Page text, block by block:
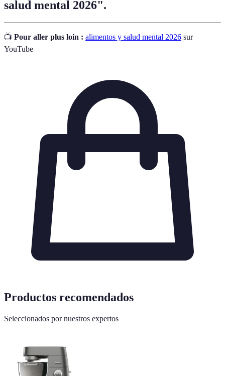
salud mental 2026".
📺 Pour aller plus loin : alimentos y salud mental 2026 sur
YouTube
Productos recomendados
Seleccionados por nuestros expertos